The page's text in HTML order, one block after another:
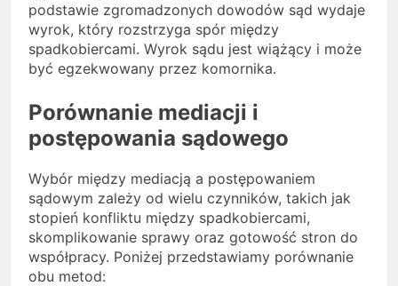
podstawie zgromadzonych dowodów sąd wydaje
wyrok, który rozstrzyga spór między
spadkobiercami. Wyrok sądu jest wiążący i może
być egzekwowany przez komornika.
Porównanie mediacji i
postępowania sądowego
Wybór między mediacją a postępowaniem
sądowym zależy od wielu czynników, takich jak
stopień konfliktu między spadkobiercami,
skomplikowanie sprawy oraz gotowość stron do
współpracy. Poniżej przedstawiamy porównanie
obu metod: